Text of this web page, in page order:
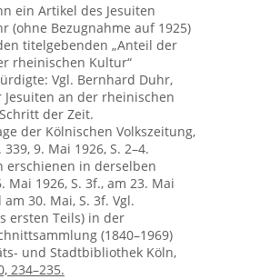
ein Artikel des Jesuiten
(ohne Bezugnahme auf 1925)
titelgebenden „Anteil der
rheinischen Kultur“
Vgl. Bernhard Duhr,
Jesuiten an der rheinischen
der Zeit.
der Kölnischen Volkszeitung,
9. Mai 1926, S. 2–4.
erschienen in derselben
Mai 1926, S. 3f., am 23. Mai
am 30. Mai, S. 3f. Vgl.
ersten Teils) in der
(1840–1969)
und Stadtbibliothek Köln,
234–235.